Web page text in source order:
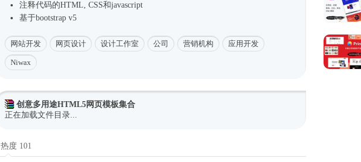
注释代码的HTML, CSS和javascript
基于bootstrap v5
网站开发 网页设计 设计工作室 公司 营销机构 应用开发
Niwax
创意多用途HTML5网页模板集合
正在加载文件目录...
热度 101